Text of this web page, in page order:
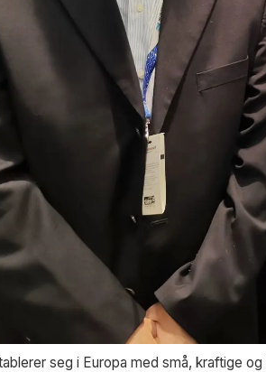
seg i Europa med små, kraftige